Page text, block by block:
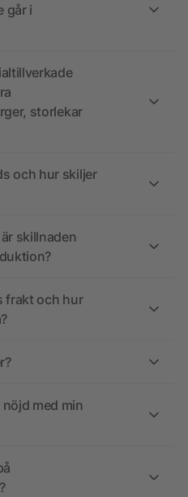
går i
storlekar
och hur skiljer
skillnaden
frakt och hur
med min